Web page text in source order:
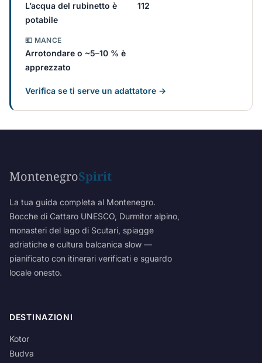
L’acqua del rubinetto è
potabile
112
💶 MANCE
Arrotondare o ~5–10 % è
apprezzato
Verifica se ti serve un adattatore →
MontenegroSpirit
La tua guida completa al Montenegro.
Bocche di Cattaro UNESCO, Durmitor alpino,
monasteri del lago di Scutari, spiagge
adriatiche e cultura balcanica slow —
pianificato con itinerari verificati e sguardo
locale onesto.
DESTINAZIONI
Kotor
Budva